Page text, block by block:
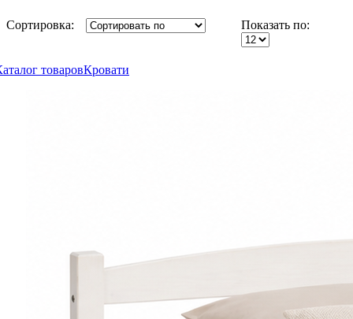
Сортировка: Показать по:
товаровКровати